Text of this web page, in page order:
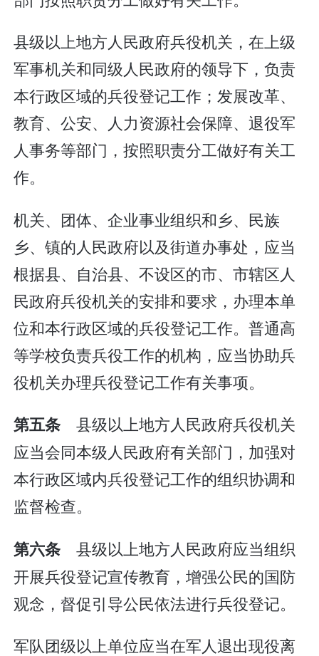
县级以上地方人民政府兵役机关，在上级
军事机关和同级人民政府的领导下，负责
本行政区域的兵役登记工作；发展改革、
教育、公安、人力资源社会保障、退役军
人事务等部门，按照职责分工做好有关工
作。
机关、团体、企业事业组织和乡、民族
乡、镇的人民政府以及街道办事处，应当
根据县、自治县、不设区的市、市辖区人
民政府兵役机关的安排和要求，办理本单
位和本行政区域的兵役登记工作。普通高
等学校负责兵役工作的机构，应当协助兵
役机关办理兵役登记工作有关事项。
第五条县级以上地方人民政府兵役机关
应当会同本级人民政府有关部门，加强对
本行政区域内兵役登记工作的组织协调和
监督检查。
第六条县级以上地方人民政府应当组织
开展兵役登记宣传教育，增强公民的国防
观念，督促引导公民依法进行兵役登记。
军队团级以上单位应当在军人退出现役离